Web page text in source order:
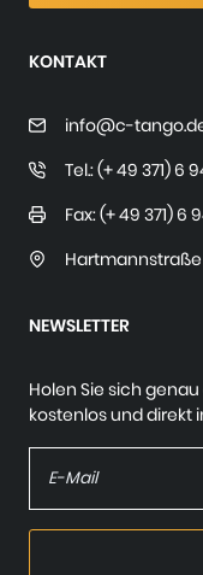
KONTAKT
info@c-
Tel.: (+ 49 371) 6
Fax: (+ 49 371) 6
Hartmannstraße
NEWSLETTER
Holen Sie sich
kostenlos und direkt